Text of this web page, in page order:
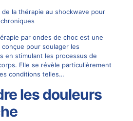
la thérapie au shockwave pour
par ondes de choc est une
pour soulager les
en stimulant les processus de
Elle se révèle particulièrement
conditions telles…
les douleurs